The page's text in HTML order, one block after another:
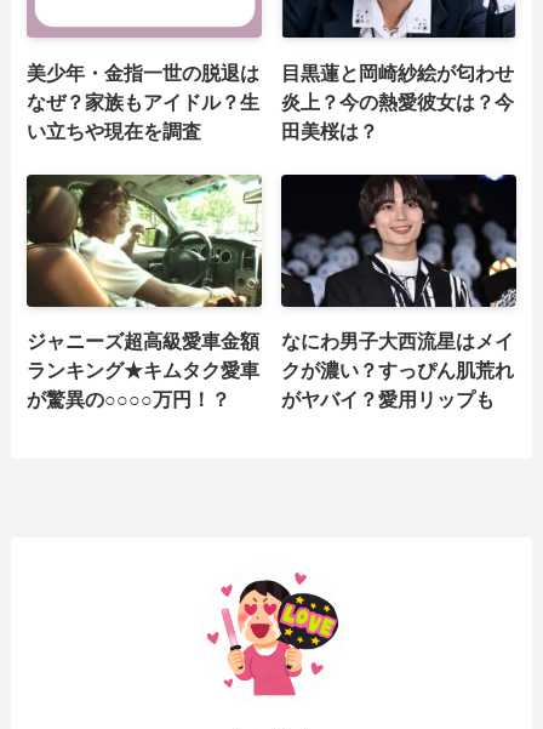
美少年・金指一世の脱退は
なぜ？家族もアイドル？生
い立ちや現在を調査
目黒蓮と岡崎紗絵が匂わせ
炎上？今の熱愛彼女は？今
田美桜は？
ジャニーズ超高級愛車金額
ランキング★キムタク愛車
が驚異の○○○○万円！？
なにわ男子大西流星はメイ
クが濃い？すっぴん肌荒れ
がヤバイ？愛用リップも